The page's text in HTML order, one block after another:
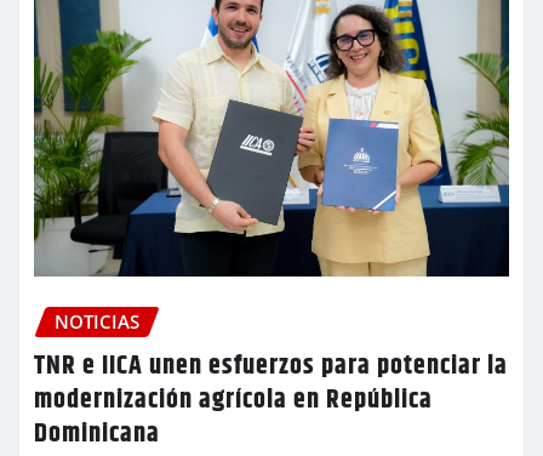
NOTICIAS
TNR e IICA unen esfuerzos para potenciar la
modernización agrícola en República
Dominicana